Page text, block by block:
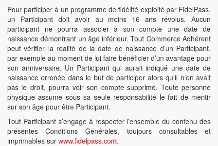
Pour participer à un programme de fidélité exploité par FidelPass,
un Participant doit avoir au moins 16 ans révolus. Aucun
participant ne pourra associer à son compte une date de
naissance démontrant un âge inférieur. Tout Commerce Adhérent
peut vérifier la réalité de la date de naissance d’un Participant,
par exemple au moment de lui faire bénéficier d’un avantage pour
son anniversaire. Un Participant qui aurait indiqué une date de
naissance erronée dans le but de participer alors qu’il n’en avait
pas le droit, pourra voir son compte supprimé. Toute personne
physique assume sous sa seule responsabilité le fait de mentir
sur son âge pour être Participant.
Tout Participant s’engage à respecter l’ensemble du contenu des
présentes Conditions Générales, toujours consultables et
imprimables sur www.fidelpass.com.